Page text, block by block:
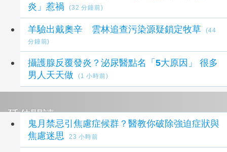
炎」惹禍
(32 分鐘前)
羊驗出戴奧辛 雲林追查污染源疑鎖定牧草
(44
分鐘前)
攝護腺反覆發炎？泌尿醫點名「5大原因」 很多
男人天天做
(1 小時前)
延伸閱讀
鬼月禁忌引焦慮症候群？醫教你破除強迫症狀與
焦慮迷思
23 小時前